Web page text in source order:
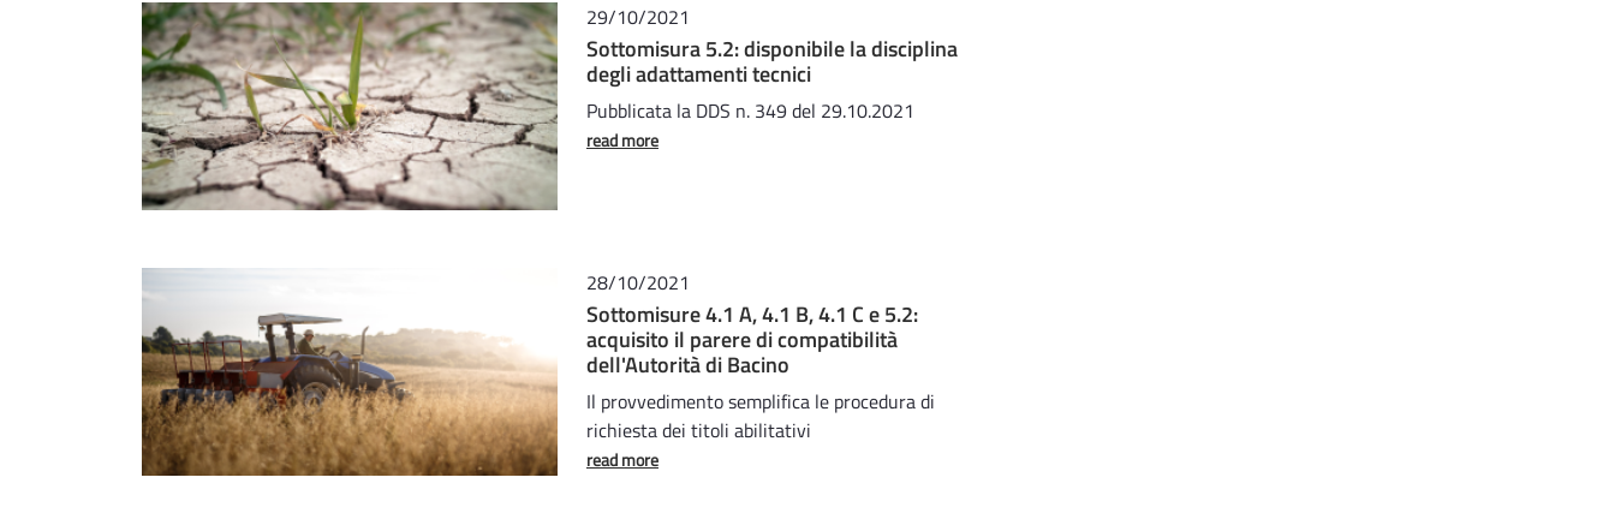
29/10/2021
Sottomisura 5.2: disponibile la disciplina
degli adattamenti tecnici
Pubblicata la DDS n. 349 del 29.10.2021
read more
28/10/2021
Sottomisure 4.1 A, 4.1 B, 4.1 C e 5.2:
acquisito il parere di compatibilità
dell'Autorità di Bacino
Il provvedimento semplifica le procedura di
richiesta dei titoli abilitativi
read more